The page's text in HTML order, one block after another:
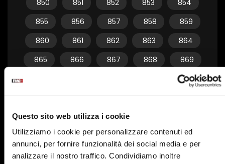
Questo sito web utilizza i cookie
Utilizziamo i cookie per personalizzare contenuti ed
annunci, per fornire funzionalità dei social media e per
analizzare il nostro traffico. Condividiamo inoltre
850
851 852 853
854
855
856 857 858
859
860
861 862 863
864
865
866 867 868
869
874
875
876 877 878
879
880
881 882
885
886 887 888
889
890
891 892 893 894